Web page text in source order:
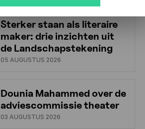
Sterker staan als literaire
maker: drie inzichten uit
de Landschapstekening
05 AUGUSTUS 2026
Dounia Mahammed over de
adviescommissie theater
03 AUGUSTUS 2026